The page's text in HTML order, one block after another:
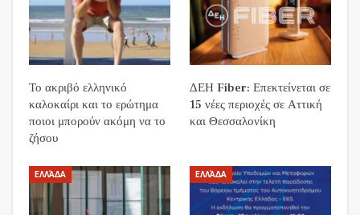
Το ακριβό ελληνικό
καλοκαίρι και το ερώτημα
ποιοι μπορούν ακόμη να το
ζήσου
ΔΕΗ Fiber: Επεκτείνεται σε
15 νέες περιοχές σε Αττική
και Θεσσαλονίκη
ΕΛΛΆΔΑ ΕΛΛΆΔΑ